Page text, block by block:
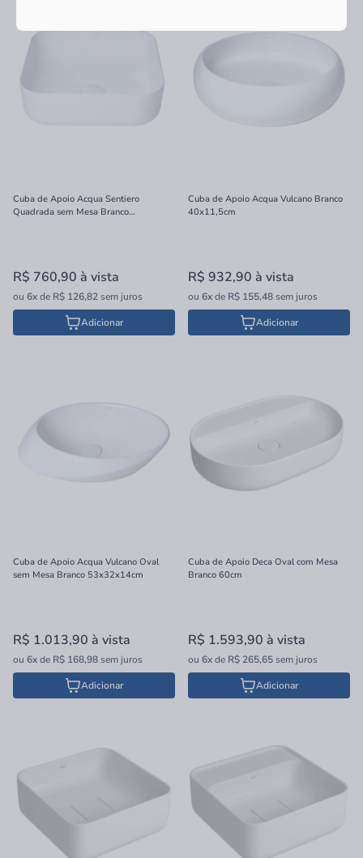
Cuba de Apoio Acqua Sentiero
Quadrada sem Mesa Branco
R$ 760,90 à vista
ou 6xde R$ 126,82sem juros
Adicionar
Cuba de Apoio Acqua Vulcano Branco
40x11,5cm
R$ 932,90 à vista
ou 6xde R$ 155,48sem juros
Adicionar
Cuba de Apoio Acqua Vulcano Oval
sem Mesa Branco 53x32x14cm
R$ 1.013,90 à vista
ou 6xde R$ 168,98sem juros
Adicionar
Cuba de Apoio Deca Oval com Mesa
Branco 60cm
R$ 1.593,90 à vista
ou 6xde R$ 265,65sem juros
Adicionar